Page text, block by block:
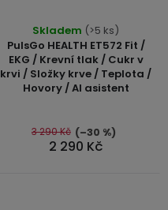
PulsGo HEALTH ET572 Fit /
EKG / Krevní tlak / Cukr v
krvi / Složky krve / Teplota /
Hovory / AI asistent
Skladem (>5 ks)
2 290 Kč
3 290 Kč (–30 %)